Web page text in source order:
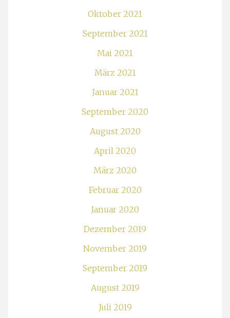
Oktober 2021
September 2021
Mai 2021
März 2021
Januar 2021
September 2020
August 2020
April 2020
März 2020
Februar 2020
Januar 2020
Dezember 2019
November 2019
September 2019
August 2019
Juli 2019